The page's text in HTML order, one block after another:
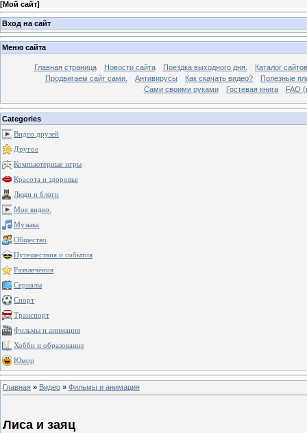
[Мой сайт]
Вход на сайт
Меню сайта
Главная страница Новости сайта Поездка выходного дня.
Каталог сайтов
Продвигаем сайт сами.
Антивирусы Как скачать видео?
Полезные
Сами своими руками
Гостевая книга FAQ
Categories
Видео друзей
Другое
Компьютерные игры
Красота и здоровье
Люди и блоги
Мое видео.
Музыка
Общество
Путешествия и события
Развлечения
Сериалы
Спорт
Транспорт
Фильмы и анимация
Хобби и образование
Юмор
Главная » Видео » Фильмы и анимация
Лиса и заяц